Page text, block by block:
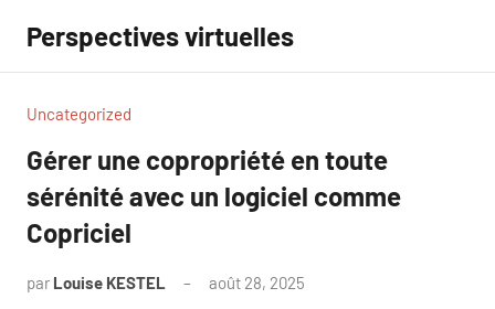
contenu
Perspectives virtuelles
Uncategorized
Gérer une copropriété en toute
sérénité avec un logiciel comme
Copriciel
par Louise KESTEL août 28, 2025